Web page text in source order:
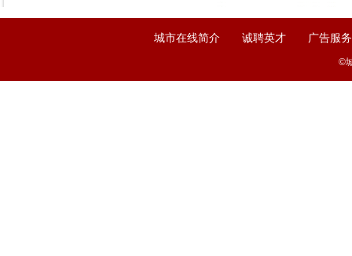
城市在线简介 诚聘英才 广告服务
©